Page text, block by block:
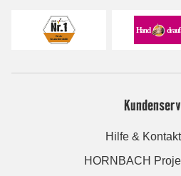
Hilfe &
HORNBACH